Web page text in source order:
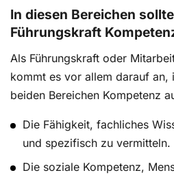
In diesen Bereichen
Führungskraft
Als Führungskraft oder
kommt es vor allem darauf an,
beiden Bereichen Kompetenz
Die Fähigkeit, fachliches
und spezifisch zu vermitteln.
Die soziale Kompetenz,